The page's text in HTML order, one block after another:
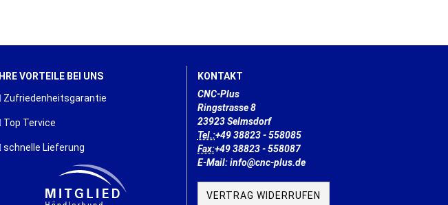
IHRE VORTEILE BEI UNS
Zufriedenheitsgarantie
Top Tervice
schnelle Lieferung
KONTAKT
CNC-Plus
Ringstrasse 8
23923 Selmsdorf
Tel.:+49 38823 - 558085
Fax:+49 38823 - 558087
E-Mail: info@cnc-plus.de
VERTRAG WIDERRUFEN